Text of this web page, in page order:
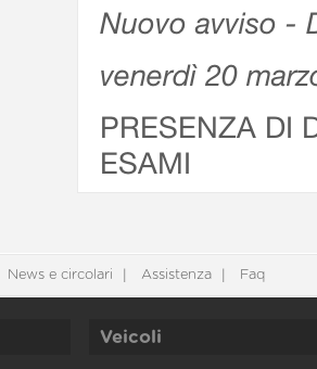
Nuovo avviso -
venerdì 20
PRESENZA DI
ESAMI
News e circolari Assistenza Faq
Veicoli